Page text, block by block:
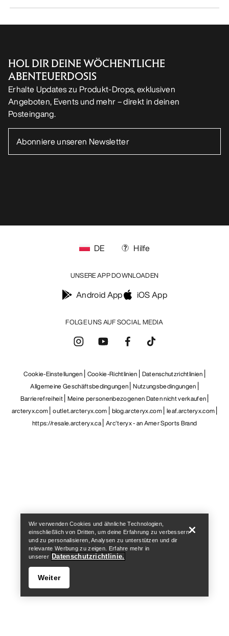
HOL DIR DEINE WÖCHENTLICHE
ABENTEUERDOSIS
Erhalte Updates zu Produkt-Drops, exklusiven
Angeboten, Events und mehr – direkt in deinen
Posteingang.
FOLGE UNS AUF SOCIAL MEDIA
DE Hilfe
UNSERE APP DOWNLOADEN
Android App iOS App
Cookie-Einstellungen Cookie-Richtlinien Datenschutzrichtlinien
Allgemeine Geschäftsbedingungen Nutzungsbedingungen
Barrierefreiheit Meine personenbezogenen Daten nicht verkaufen
arcteryx.com outlet.arcteryx.com blog.arcteryx.com leaf.arcteryx.com
https://resale.arcteryx.ca Arc'teryx - an Amer Sports Brand
Wir verwenden Cookies und ähnliche Technologien,
einschließlich von Dritten, um deine Erfahrung zu verbessern
und zu personalisieren, Analysen zu unterstützen und dir
relevante Werbung zu zeigen. Erfahre mehr in
unserer Datenschutzrichtlinie.
Weiter